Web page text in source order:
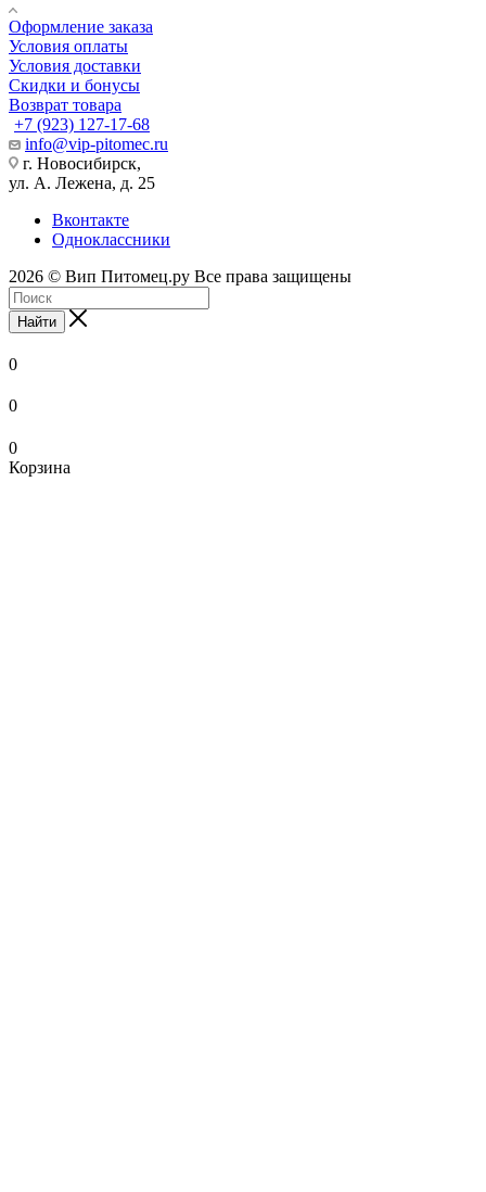
Оформление заказа
Условия оплаты
Условия доставки
Скидки и бонусы
Возврат товара
+7 (923) 127-17-68
info@vip-pitomec.ru
г. Новосибирск,
ул. А. Лежена, д. 25
Вконтакте
Одноклассники
2026 © Вип Питомец.ру Все права защищены
Найти
0
0
0
Корзина